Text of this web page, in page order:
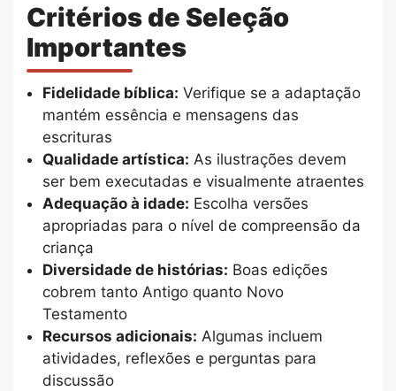
Critérios de Seleção
Importantes
Fidelidade bíblica: Verifique se a adaptação
mantém essência e mensagens das
escrituras
Qualidade artística: As ilustrações devem
ser bem executadas e visualmente atraentes
Adequação à idade: Escolha versões
apropriadas para o nível de compreensão da
criança
Diversidade de histórias: Boas edições
cobrem tanto Antigo quanto Novo
Testamento
Recursos adicionais: Algumas incluem
atividades, reflexões e perguntas para
discussão